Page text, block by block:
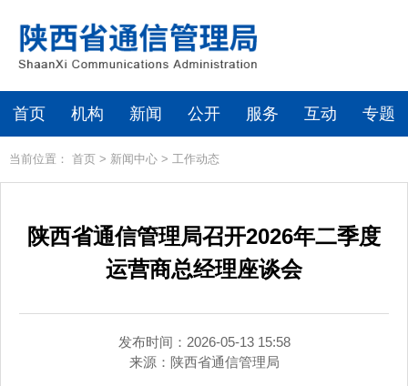
首页 机构 新闻 公开 服务 互动 专题
当前位置： 首页 > 新闻中心 > 工作动态
陕西省通信管理局召开2026年二季度
运营商总经理座谈会
发布时间：2026-05-13 15:58
来源： 陕西省通信管理局